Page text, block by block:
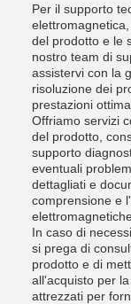
Per il supporto
del prodotto e le
nostro team di
assistervi con la
risoluzione dei
prestazioni
Offriamo servizi
del prodotto,
supporto
eventuali
dettagliati e
comprensione e
In caso di
si prega di
prodotto e di
all'acquisto per
attrezzati per